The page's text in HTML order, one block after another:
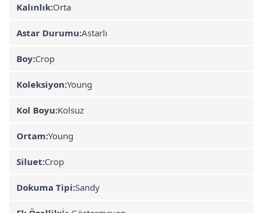
Kalınlık:Orta
Astar Durumu:Astarlı
Boy:Crop
Koleksiyon:Young
Kol Boyu:Kolsuz
Ortam:Young
Siluet:Crop
Dokuma Tipi:Sandy